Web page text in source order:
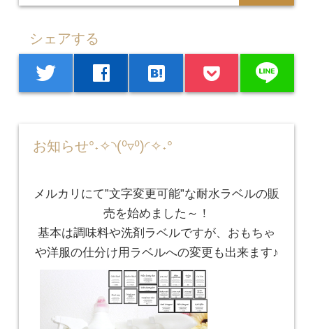
シェアする
twitter facebook hatenabookmark line
お知らせ°˖✧◝(⁰▿⁰)◜✧˖°
メルカリにて”文字変更可能”な耐水ラベルの販
売を始めました～！
基本は調味料や洗剤ラベルですが、おもちゃ
や洋服の仕分け用ラベルへの変更も出来ます♪